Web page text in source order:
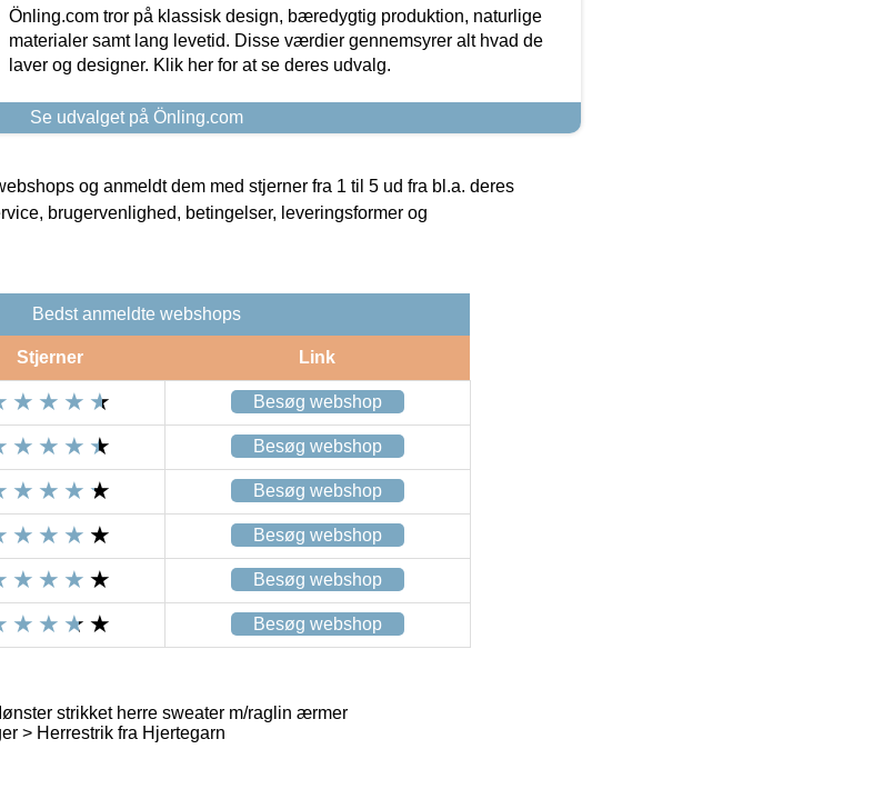
Önling.com tror på klassisk design, bæredygtig produktion, naturlige
materialer samt lang levetid. Disse værdier gennemsyrer alt hvad de
laver og designer. Klik her for at se deres udvalg.
Se udvalget på Önling.com
og anmeldt dem med stjerner fra 1 til 5 ud fra bl.a. deres
brugervenlighed, betingelser, leveringsformer og
Bedst anmeldte webshops
Stjerner Link
Besøg webshop
Besøg webshop
Besøg webshop
Besøg webshop
Besøg webshop
Besøg webshop
strikket herre sweater m/raglin ærmer
> Herrestrik fra Hjertegarn